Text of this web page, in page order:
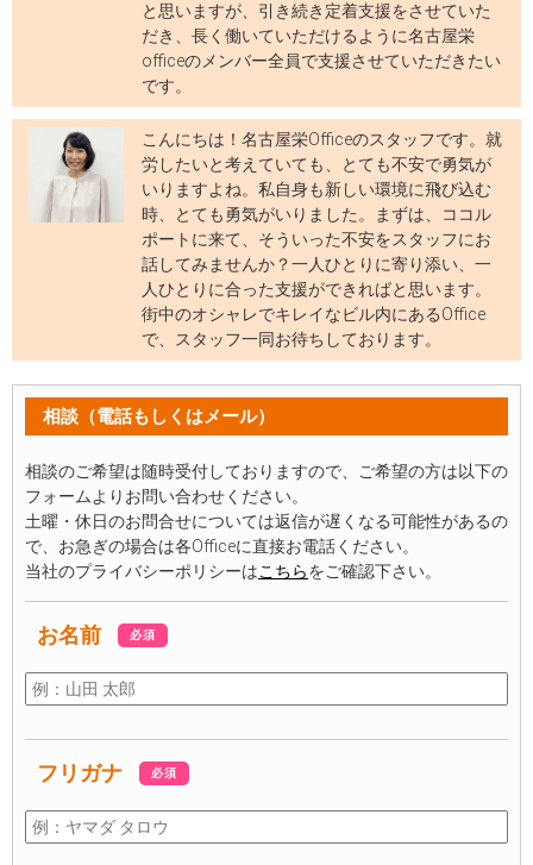
と思いますが、引き続き定着支援をさせていた
だき、長く働いていただけるように名古屋栄
officeのメンバー全員で支援させていただきたい
です。
こんにちは！名古屋栄Officeのスタッフです。就
労したいと考えていても、とても不安で勇気が
いりますよね。私自身も新しい環境に飛び込む
時、とても勇気がいりました。まずは、ココル
ポートに来て、そういった不安をスタッフにお
話してみませんか？一人ひとりに寄り添い、一
人ひとりに合った支援ができればと思います。
街中のオシャレでキレイなビル内にあるOffice
で、スタッフ一同お待ちしております。
相談（電話もしくはメール）
相談のご希望は随時受付しておりますので、ご希望の方は以下の
フォームよりお問い合わせください。
土曜・休日のお問合せについては返信が遅くなる可能性があるの
で、お急ぎの場合は各Officeに直接お電話ください。
当社のプライバシーポリシーはこちらをご確認下さい。
お名前 必須
フリガナ 必須